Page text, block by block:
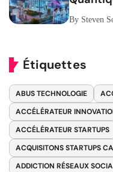
By Steven
Étiquettes
ABUS TECHNOLOGIE
ACCÉLÉRATEUR
ACCÉLÉRATEUR STARTUPS
ACQUISITONS STARTUPS
ADDICTION RÉSEAUX